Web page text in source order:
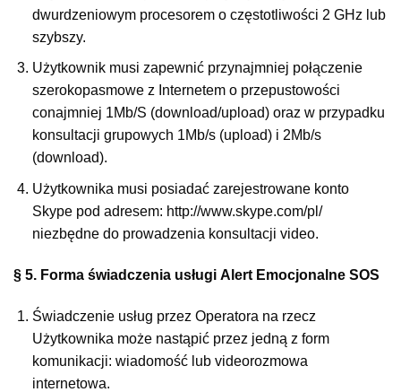
dwurdzeniowym procesorem o częstotliwości 2 GHz lub
szybszy.
Użytkownik musi zapewnić przynajmniej połączenie
szerokopasmowe z Internetem o przepustowości
conajmniej 1Mb/S (download/upload) oraz w przypadku
konsultacji grupowych 1Mb/s (upload) i 2Mb/s
(download).
Użytkownika musi posiadać zarejestrowane konto
Skype pod adresem: http://www.skype.com/pl/
niezbędne do prowadzenia konsultacji video.
§ 5. Forma świadczenia usługi Alert Emocjonalne SOS
Świadczenie usług przez Operatora na rzecz
Użytkownika może nastąpić przez jedną z form
komunikacji: wiadomość lub videorozmowa
internetowa.